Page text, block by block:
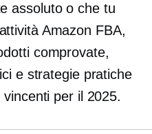
assoluto o che tu
Amazon FBA,
comprovate,
e strategie pratiche
per il 2025.